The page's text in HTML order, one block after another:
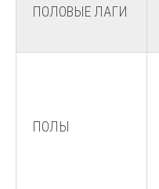
ПОЛОВЫЕ ЛАГИ
ПОЛЫ